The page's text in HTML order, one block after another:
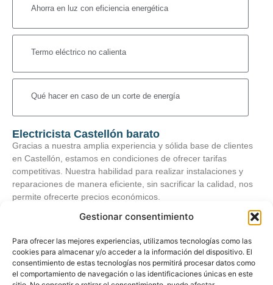
Gestionar consentimiento
Para ofrecer las mejores experiencias, utilizamos tecnologías como las
cookies para almacenar y/o acceder a la información del dispositivo. El
consentimiento de estas tecnologías nos permitirá procesar datos como
el comportamiento de navegación o las identificaciones únicas en este
Ahorra en luz con eficiencia energética
Termo eléctrico no calienta
Qué hacer en caso de un corte de energía
Electricista Castellón barato
Gracias a nuestra amplia experiencia y sólida base de clientes
en Castellón, estamos en condiciones de ofrecer tarifas
competitivas. Nuestra habilidad para realizar instalaciones y
reparaciones de manera eficiente, sin sacrificar la calidad, nos
permite ofrecerte precios económicos.